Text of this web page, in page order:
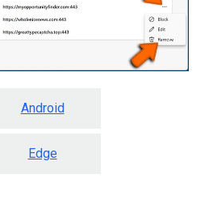
Android
Edge